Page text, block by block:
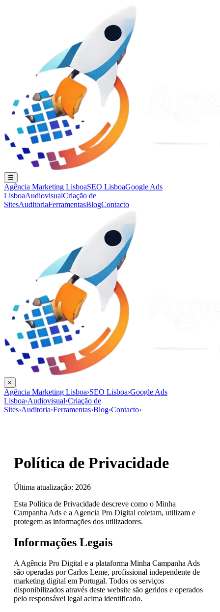
☰
Agência Marketing LisboaSEO LisboaGoogle Ads
LisboaAudiovisualCriação de
SitesAuditoriaFerramentasBlogContacto
×
Agência Marketing Lisboa›SEO Lisboa›Google Ads
Lisboa›Audiovisual›Criação de
Sites›Auditoria›Ferramentas›Blog›Contacto›
Política de Privacidade
Última atualização: 2026
Esta Política de Privacidade descreve como o Minha
Campanha Ads e a Agencia Pro Digital coletam, utilizam e
protegem as informações dos utilizadores.
Informações Legais
A Agência Pro Digital e a plataforma Minha Campanha Ads
são operadas por Carlos Leme, profissional independente de
marketing digital em Portugal. Todos os serviços
disponibilizados através deste website são geridos e operados
pelo responsável legal acima identificado.